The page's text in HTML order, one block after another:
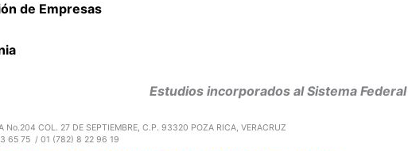
de Empresas
Estudios incorporados al Sistema Federal
No.204 COL. 27 DE SEPTIEMBRE, C.P. 93320 POZA RICA, VERACRUZ
65 75 / 01 (782) 8 22 96 19